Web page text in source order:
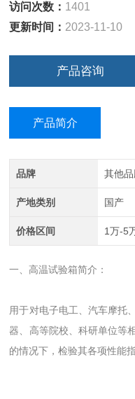
访问次数： 1401
更新时间： 2023-11-10
产品咨询
产品简介
品牌 其他品
产地类别 国产
价格区间 1万-5
一、高温试验箱简介：
用于对电子电工、汽车摩托
器、高等院校、科研单位等
的情况下，检验其各项性能指